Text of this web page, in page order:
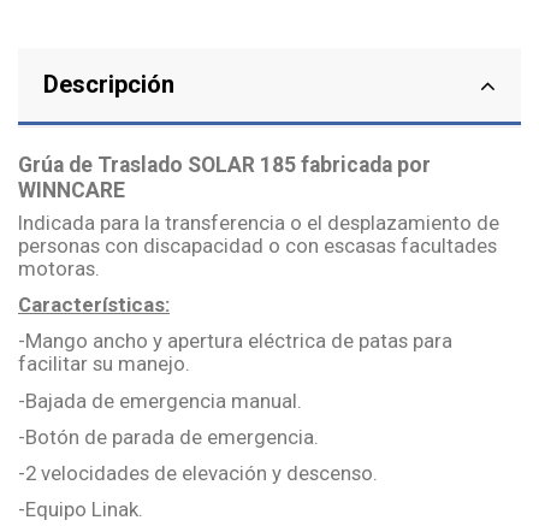
Descripción
Grúa de Traslado SOLAR 185 fabricada por
WINNCARE
Indicada para la transferencia o el desplazamiento de
personas con discapacidad o con escasas facultades
motoras.
Características:
-Mango ancho y apertura eléctrica de patas para
facilitar su manejo.
-Bajada de emergencia manual.
-Botón de parada de emergencia.
-2 velocidades de elevación y descenso.
-Equipo Linak.